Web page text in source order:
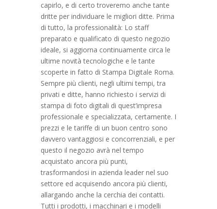
capirlo, e di certo troveremo anche tante
dritte per individuare le migliori ditte. Prima
di tutto, la professionalità: Lo staff
preparato e qualificato di questo negozio
ideale, si aggiorna continuamente circa le
ultime novità tecnologiche e le tante
scoperte in fatto di Stampa Digitale Roma.
Sempre più clienti, negli ultimi tempi, tra
privati e ditte, hanno richiesto i servizi di
stampa di foto digitali di quest’impresa
professionale e specializzata, certamente. I
prezzi e le tariffe di un buon centro sono
davvero vantaggiosi e concorrenziali, e per
questo il negozio avrà nel tempo
acquistato ancora più punti,
trasformandosi in azienda leader nel suo
settore ed acquisendo ancora più clienti,
allargando anche la cerchia dei contatti.
Tutti i prodotti, i macchinari e i modelli